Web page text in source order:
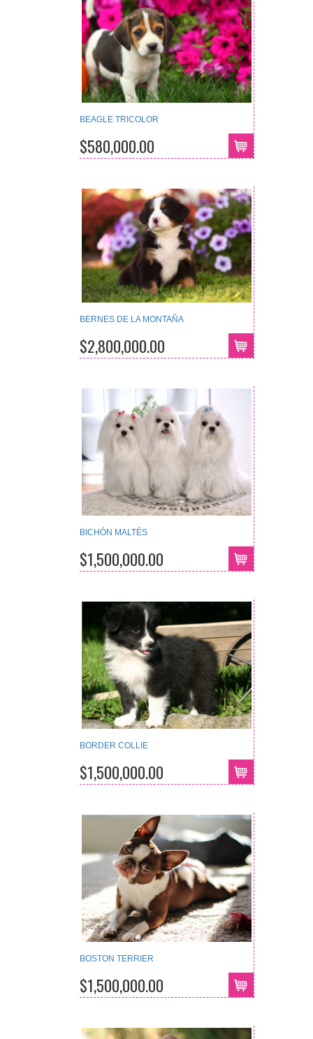
BEAGLE TRICOLOR
$580,000.00
BERNES DE LA MONTAÑA
$2,800,000.00
BICHÓN MALTÉS
$1,500,000.00
BORDER COLLIE
$1,500,000.00
BOSTON TERRIER
$1,500,000.00